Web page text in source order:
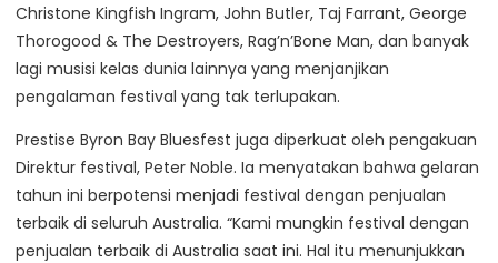
Christone Kingfish Ingram, John Butler, Taj Farrant, George
Thorogood & The Destroyers, Rag’n’Bone Man, dan banyak
lagi musisi kelas dunia lainnya yang menjanjikan
pengalaman festival yang tak terlupakan.
Prestise Byron Bay Bluesfest juga diperkuat oleh pengakuan
Direktur festival, Peter Noble. Ia menyatakan bahwa gelaran
tahun ini berpotensi menjadi festival dengan penjualan
terbaik di seluruh Australia. “Kami mungkin festival dengan
penjualan terbaik di Australia saat ini. Hal itu menunjukkan